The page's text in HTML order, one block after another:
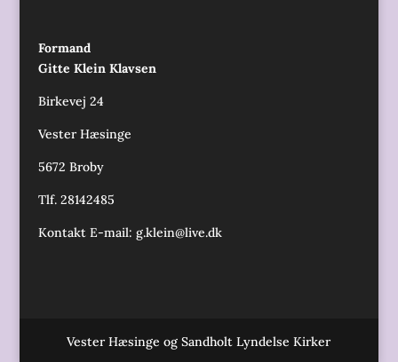
Formand
Gitte Klein Klavsen
Birkevej 24
Vester Hæsinge
5672 Broby
Tlf. 28142485
Kontakt E-mail: g.klein@live.dk
Vester Hæsinge og Sandholt Lyndelse Kirker